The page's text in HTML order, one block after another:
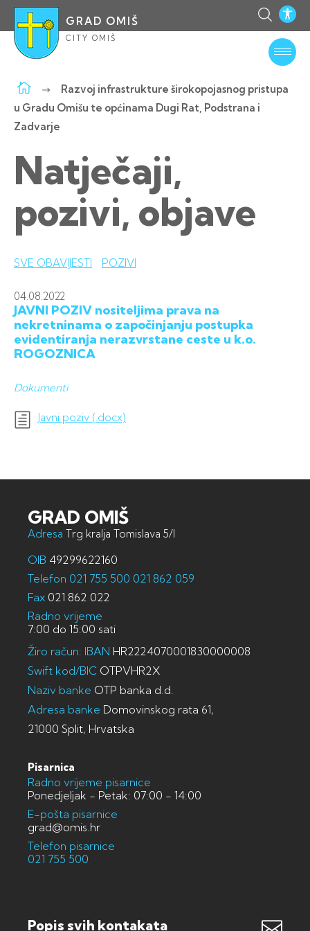
GRAD OMIŠ
CITY OMIŠ
Razvoj infrastrukture širokopojasnog pristupa
u Gradu Omišu te općinama Dugi Rat, Podstrana i
Zadvarje
Natječaji,
pozivi, objave
SVE OBAVIJESTI POZIVI
04.08.2022
JAVNI POZIV nositeljima prava na
nekretninama o započinjanju postupka
evidentiranja nerazvrstane ceste u k.o.
ROGOZNICA
Dokumenti
Javni poziv (.docx)
GRAD OMIŠ
Adresa Trg kralja Tomislava 5/I
OIB 49299622160
Telefon 021 755 500 021 862 059
Fax 021 862 022
Radno vrijeme
7:00 do 15:00 sati
Žiro račun: IBAN HR2224070001830000008
Swift kod/BIC OTPVHR2X
Naziv banke OTP banka d.d.
Adresa banke Domovinskog rata 61,
21000 Split, Hrvatska
Pisarnica
Radno vrijeme pisarnice
Ponedjeljak - Petak: 07:00 - 14:00
E-pošta pisarnice
grad@omis.hr
Telefon pisarnice
021 755 500
Popis svih kontakata